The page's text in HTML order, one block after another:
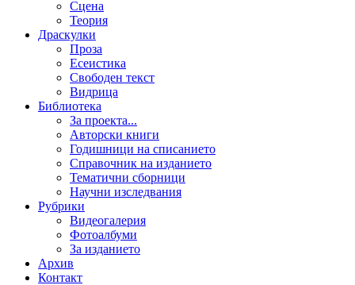
Сцена
Теория
Драскулки
Проза
Есеистика
Свободен текст
Видрица
Библиотека
За проекта...
Авторски книги
Годишници на списанието
Справочник на изданието
Тематични сборници
Научни изследвания
Рубрики
Видеогалерия
Фотоалбуми
За изданието
Архив
Контакт